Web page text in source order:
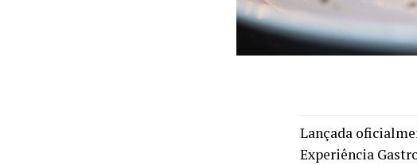
Lançada
Experiência